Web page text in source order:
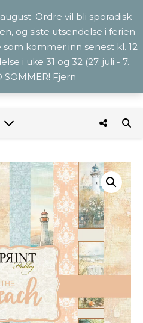
Ordre vil bli sporadisk
og siste utsendelse i ferien
kommer inn senest kl. 12
i uke 31 og 32 (27. juli - 7.
SOMMER! Fjern